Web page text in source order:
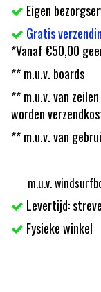
Eigen
Gratis
*Vanaf €50,00
** m.u.v. boards
** m.u.v. van
worden
** m.u.v. van
m.u.v.
Levertijd:
Fysieke winkel